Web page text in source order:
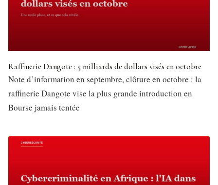
Raffinerie Dangote : 5 milliards de dollars visés en octobre
Note d’information en septembre, clôture en octobre : la
raffinerie Dangote vise la plus grande introduction en
Bourse jamais tentée